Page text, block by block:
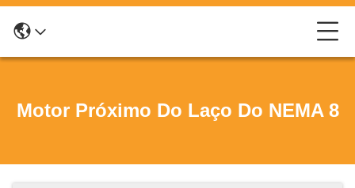
Motor Próximo Do Laço Do NEMA 8